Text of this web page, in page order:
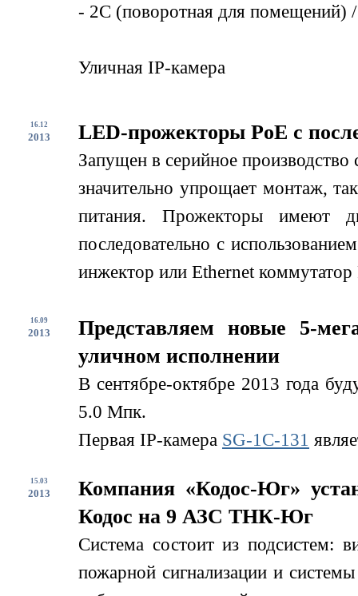
- 2С (поворотная для помещений) /
Уличная IP-камера
16.12
2013 LED-прожекторы PoE с
Запущен в серийное
значительно упрощает монтаж,
питания. Прожекторы имеют
последовательно с
инжектор или Ethernet
16.09
2013
Представляем новые 5-
уличном исполнении
В сентябре-октябре 2013 года
5.0 Мпк.
Первая IP-камера SG-1С-131
15.03
2013
Компания «Кодос-Юг»
Кодос на 9 АЗС ТНК-Юг
Система состоит из подсистем:
пожарной сигнализации и